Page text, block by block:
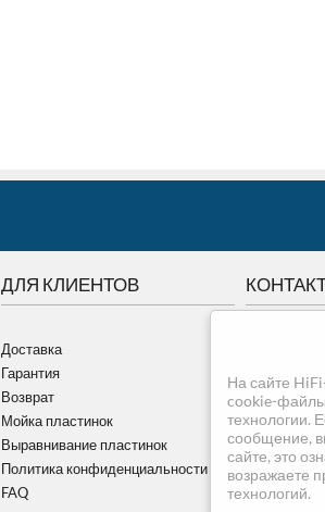
На сайте
cookie-файлы
технологии.
сообщение,
сайте, это
возражаете
технологий.
ДЛЯ КЛИЕНТОВ
Доставка
Гарантия
Возврат
Мойка пластинок
Выравнивание пластинок
Политика конфиденциальности
FAQ
г.Томск,
+7
+7 913-